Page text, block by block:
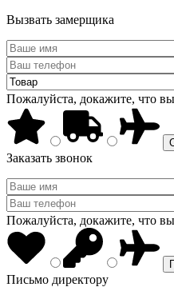
Вызвать замерщика
Пожалуйста, докажите, что
Заказать звонок
Пожалуйста, докажите, что
Письмо директору